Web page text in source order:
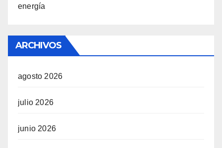
energía
ARCHIVOS
agosto 2026
julio 2026
junio 2026